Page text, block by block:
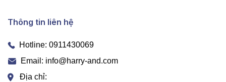
Thông tin liên hệ
Hotline: 0911430069
Email: info@harry-and.com
Địa chỉ: